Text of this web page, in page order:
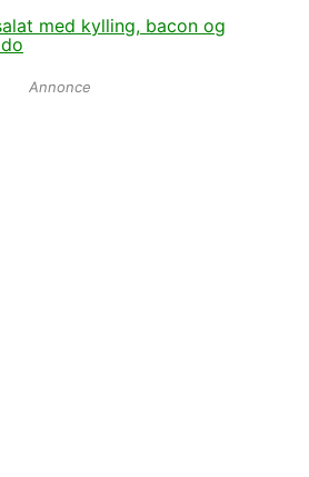
med kylling, bacon og
Annonce